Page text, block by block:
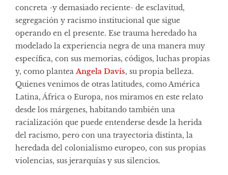
concreta -y demasiado reciente- de esclavitud,
segregación y racismo institucional que sigue
operando en el presente. Ese trauma heredado ha
modelado la experiencia negra de una manera muy
específica, con sus memorias, códigos, luchas propias
y, como plantea Angela Davis, su propia belleza.
Quienes venimos de otras latitudes, como América
Latina, África o Europa, nos miramos en este relato
desde los márgenes, habitando también una
racialización que puede entenderse desde la herida
del racismo, pero con una trayectoria distinta, la
heredada del colonialismo europeo, con sus propias
violencias, sus jerarquías y sus silencios.